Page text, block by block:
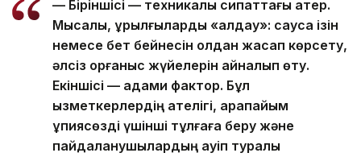
— Біріншісі — техникалық сипаттағы қатер.
Мысалы, құрылғыларды «алдау»: саусақ ізін
немесе бет бейнесін қолдан жасап көрсету,
әлсіз қорғаныс жүйелерін айналып өту.
Екіншісі — адами фактор. Бұл
қызметкерлердің қателігі, қарапайым
құпиясөзді үшінші тұлғаға беру және
пайдаланушылардың қауіп туралы